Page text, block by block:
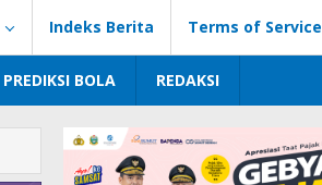
Indeks Berita Terms of Service
PREDIKSI BOLA REDAKSI